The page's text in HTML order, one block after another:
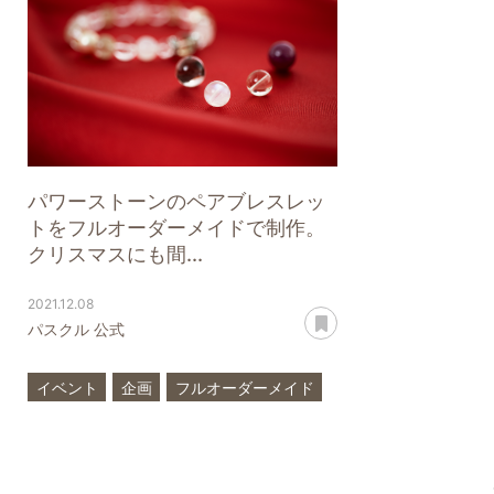
パワーストーンのペアブレスレッ
トをフルオーダーメイドで制作。
クリスマスにも間...
2021.12.08
パスクル 公式
イベント 企画
フルオーダーメイド